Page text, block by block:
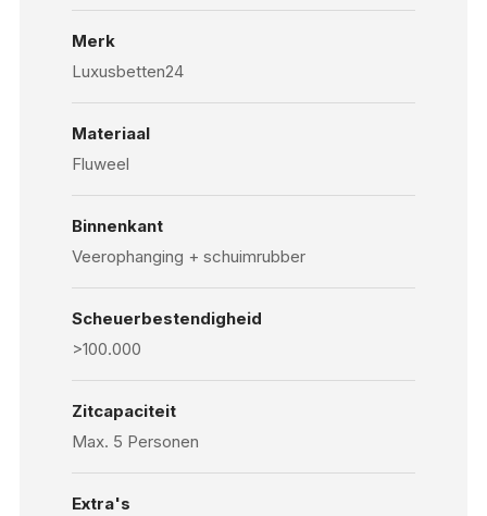
Merk
Luxusbetten24
Materiaal
Fluweel
Binnenkant
Veerophanging + schuimrubber
Scheuerbestendigheid
>100.000
Zitcapaciteit
Max. 5 Personen
Extra's